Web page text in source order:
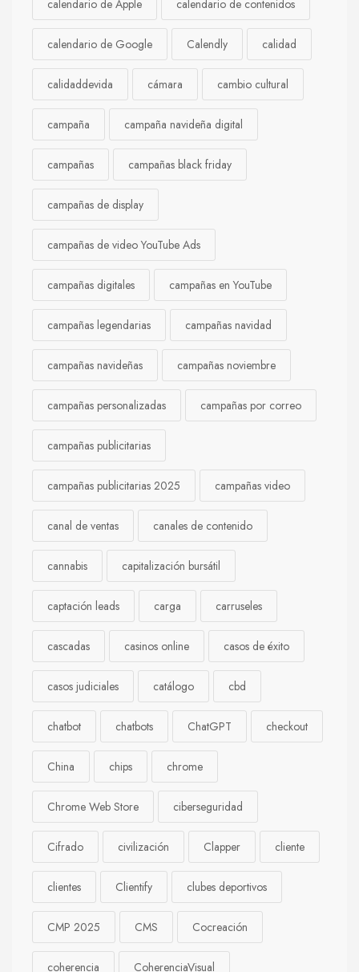
calendario de Apple calendario de contenidos
calendario de Google Calendly calidad
calidaddevida cámara cambio cultural
campaña campaña navideña digital
campañas campañas black friday
campañas de display
campañas de video YouTube Ads
campañas digitales campañas en YouTube
campañas legendarias campañas navidad
campañas navideñas campañas noviembre
campañas personalizadas campañas por correo
campañas publicitarias
campañas publicitarias 2025 campañas video
canal de ventas canales de contenido
cannabis capitalización bursátil
captación leads carga carruseles
cascadas casinos online casos de éxito
casos judiciales catálogo cbd
chatbot chatbots ChatGPT checkout
China chips chrome
Chrome Web Store ciberseguridad
Cifrado civilización Clapper cliente
clientes Clientify clubes deportivos
CMP 2025 CMS Cocreación
coherencia CoherenciaVisual